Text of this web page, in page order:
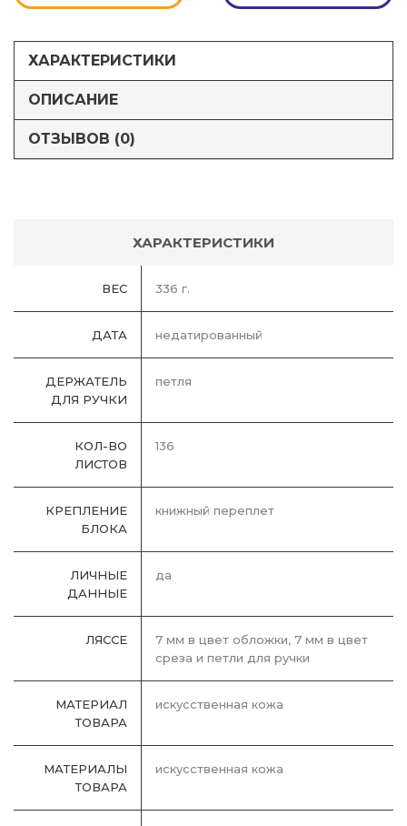
ХАРАКТЕРИСТИКИ
ОПИСАНИЕ
ОТЗЫВОВ (0)
ХАРАКТЕРИСТИКИ
ВЕС 336 г.
ДАТА недатированный
ДЕРЖАТЕЛЬ
ДЛЯ РУЧКИ
петля
КОЛ-ВО
ЛИСТОВ
136
КРЕПЛЕНИЕ
БЛОКА
книжный переплет
ЛИЧНЫЕ
ДАННЫЕ
да
ЛЯССЕ
7 мм в цвет обложки, 7 мм в цвет
среза и петли для ручки
МАТЕРИАЛ
ТОВАРА
искусственная кожа
МАТЕРИАЛЫ
ТОВАРА
искусственная кожа